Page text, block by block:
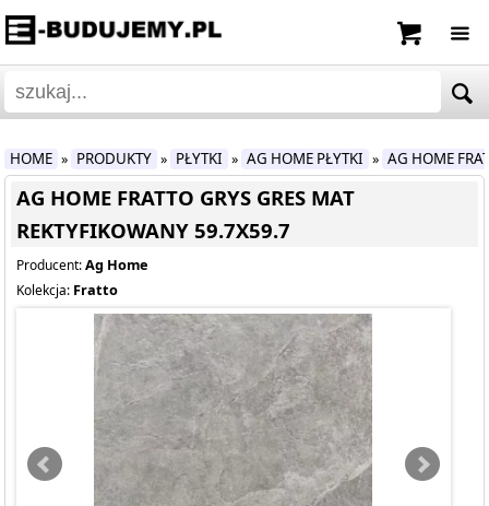
HOME » PRODUKTY » PŁYTKI » AG HOME PŁYTKI » AG HOME
AG HOME FRATTO GRYS GRES MAT
REKTYFIKOWANY 59.7X59.7
Producent:Ag Home
Kolekcja: Fratto